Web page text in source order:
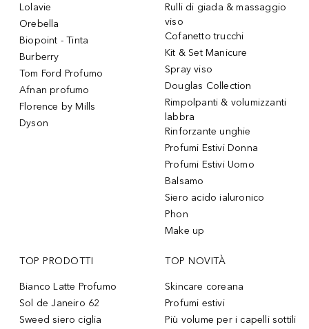
Lolavie
Orebella
Biopoint - Tinta
Burberry
Tom Ford Profumo
Afnan profumo
Florence by Mills
Dyson
Rulli di giada & massaggio
viso
Cofanetto trucchi
Kit & Set Manicure
Spray viso
Douglas Collection
Rimpolpanti & volumizzanti
labbra
Rinforzante unghie
Profumi Estivi Donna
Profumi Estivi Uomo
Balsamo
Siero acido ialuronico
Phon
Make up
TOP PRODOTTI
Bianco Latte Profumo
Sol de Janeiro 62
Sweed siero ciglia
TOP NOVITÀ
Skincare coreana
Profumi estivi
Più volume per i capelli sottili